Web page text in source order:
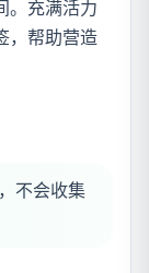
。充满活力
，帮助营造
不会收集